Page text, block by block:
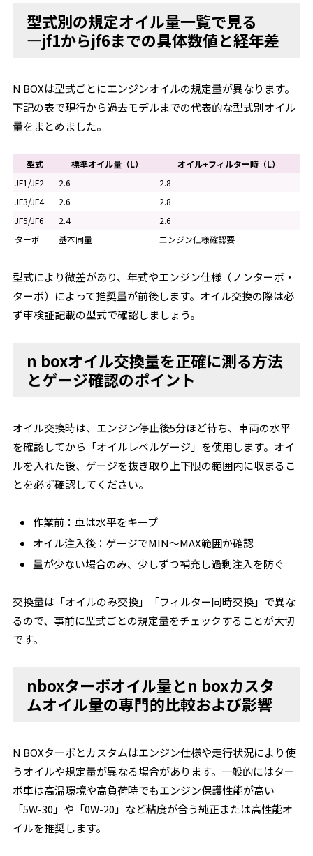
型式別の規定オイル量一覧で見る
―jf1からjf6までの具体数値と経年差
N BOXは型式ごとにエンジンオイルの規定量が異なります。
下記の表で現行から過去モデルまでの代表的な型式別オイル
量をまとめました。
型式 標準オイル量（L）
オイル+フィルター時（L）
JF1/JF2
2.6
2.8
JF3/JF4
2.6
2.8
JF5/JF6
2.4
2.6
ターボ
基本同量 エンジン仕様確認要
型式により微差があり、年式やエンジン仕様（ノンターボ・
ターボ）によって推奨量が前後します。オイル交換の際は必
ず車検証記載の型式で確認しましょう。
n boxオイル交換量を正確に測る方法
とゲージ確認のポイント
オイル交換時は、エンジン停止後5分ほど待ち、車両の水平
を確認してから「オイルレベルゲージ」を使用します。オイ
ルを入れた後、ゲージを抜き取り上下限の範囲内に収まるこ
とを必ず確認してください。
作業前：車は水平をキープ
オイル注入後：ゲージでMIN〜MAX範囲か確認
量が少ない場合のみ、少しずつ補充し過剰注入を防ぐ
交換量は「オイルのみ交換」「フィルター同時交換」で異な
るので、事前に型式ごとの規定量をチェックすることが大切
です。
nboxターボオイル量とn boxカスタ
ムオイル量の専門的比較および影響
N BOXターボとカスタムはエンジン仕様や走行状況により使
うオイルや規定量が異なる場合があります。一般的にはター
ボ車は高温環境や高負荷時でもエンジン保護性能が高い
「5W-30」や「0W-20」など粘度が合う純正または高性能オ
イルを推奨します。